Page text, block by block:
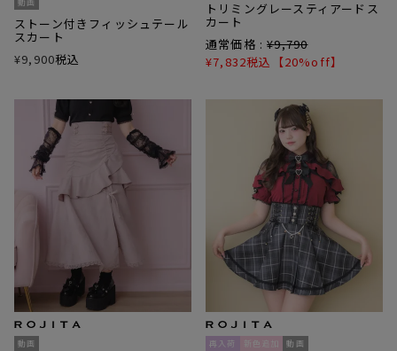
ストーン付きフィッシュテール
スカート
¥9,900税込
トリミングレースティアードス
カート
通常価格 : ¥9,790
¥7,832税込 【20%off】
動画 再入荷 新色追加 動画